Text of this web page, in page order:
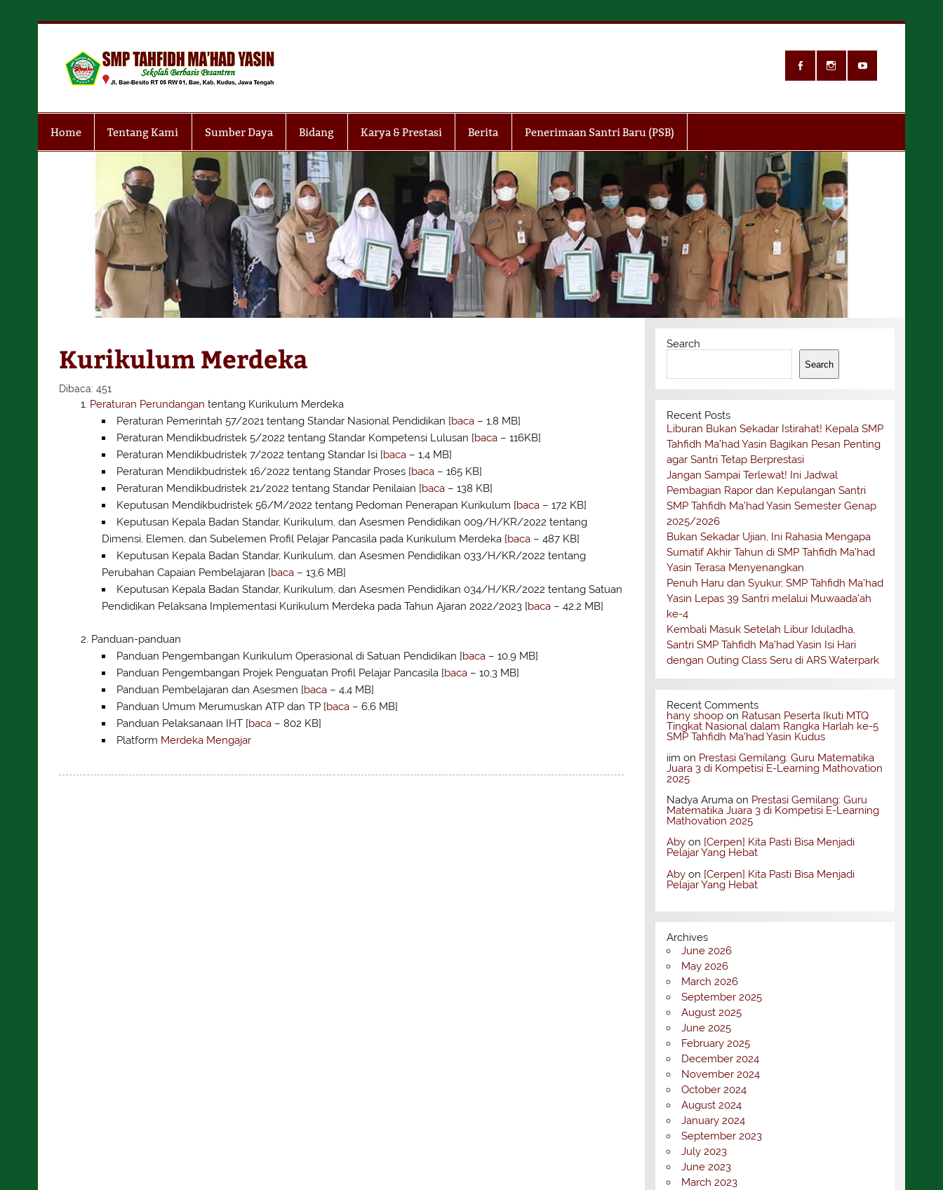
Home Tentang Kami Sumber Daya Bidang Karya & Prestasi Berita Penerimaan Santri Baru (PSB)
Kurikulum Merdeka
Dibaca: 451
Peraturan Perundangan tentang Kurikulum Merdeka
Peraturan Pemerintah 57/2021 tentang Standar Nasional Pendidikan [baca – 1,8 MB]
Peraturan Mendikbudristek 5/2022 tentang Standar Kompetensi Lulusan [baca – 116KB]
Peraturan Mendikbudristek 7/2022 tentang Standar Isi [baca – 1,4 MB]
Peraturan Mendikbudristek 16/2022 tentang Standar Proses [baca – 165 KB]
Peraturan Mendikbudristek 21/2022 tentang Standar Penilaian [baca – 138 KB]
Keputusan Mendikbudristek 56/M/2022 tentang Pedoman Penerapan Kurikulum [baca – 172 KB]
Keputusan Kepala Badan Standar, Kurikulum, dan Asesmen Pendidikan 009/H/KR/2022 tentang
Dimensi, Elemen, dan Subelemen Profil Pelajar Pancasila pada Kurikulum Merdeka [baca – 487 KB]
Keputusan Kepala Badan Standar, Kurikulum, dan Asesmen Pendidikan 033/H/KR/2022 tentang
Perubahan Capaian Pembelajaran [baca – 13,6 MB]
Keputusan Kepala Badan Standar, Kurikulum, dan Asesmen Pendidikan 034/H/KR/2022 tentang Satuan
Pendidikan Pelaksana Implementasi Kurikulum Merdeka pada Tahun Ajaran 2022/2023 [baca – 42,2 MB]
Panduan-panduan
Panduan Pengembangan Kurikulum Operasional di Satuan Pendidikan [baca – 10,9 MB]
Panduan Pengembangan Projek Penguatan Profil Pelajar Pancasila [baca – 10,3 MB]
Panduan Pembelajaran dan Asesmen [baca – 4,4 MB]
Panduan Umum Merumuskan ATP dan TP [baca – 6,6 MB]
Panduan Pelaksanaan IHT [baca – 802 KB]
Platform Merdeka Mengajar
Search
Search
Recent Posts
Liburan Bukan Sekadar Istirahat! Kepala SMP
Tahfidh Ma’had Yasin Bagikan Pesan Penting
agar Santri Tetap Berprestasi
Jangan Sampai Terlewat! Ini Jadwal
Pembagian Rapor dan Kepulangan Santri
SMP Tahfidh Ma’had Yasin Semester Genap
2025/2026
Bukan Sekadar Ujian, Ini Rahasia Mengapa
Sumatif Akhir Tahun di SMP Tahfidh Ma’had
Yasin Terasa Menyenangkan
Penuh Haru dan Syukur, SMP Tahfidh Ma’had
Yasin Lepas 39 Santri melalui Muwaada’ah
ke-4
Kembali Masuk Setelah Libur Iduladha,
Santri SMP Tahfidh Ma’had Yasin Isi Hari
dengan Outing Class Seru di ARS Waterpark
Recent Comments
hany shoopon Ratusan Peserta Ikuti MTQ
Tingkat Nasional dalam Rangka Harlah ke-5
SMP Tahfidh Ma’had Yasin Kudus
iim on Prestasi Gemilang: Guru Matematika
Juara 3 di Kompetisi E-Learning Mathovation
2025
Nadya Arumaon Prestasi Gemilang: Guru
Matematika Juara 3 di Kompetisi E-Learning
Mathovation 2025
Abyon [Cerpen] Kita Pasti Bisa Menjadi
Pelajar Yang Hebat
Abyon [Cerpen] Kita Pasti Bisa Menjadi
Pelajar Yang Hebat
Archives
June 2026
May 2026
March 2026
September 2025
August 2025
June 2025
February 2025
December 2024
November 2024
October 2024
August 2024
January 2024
September 2023
July 2023
June 2023
March 2023